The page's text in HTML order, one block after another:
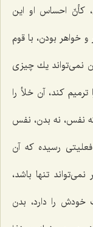
كأنّ احساس او این
و خواهر بودن، با قوم
نمی‌تواند یك چیزی
كند، آن خلأ را
نفس، نه بدن، نفس
رسیده كه آن
تنها باشد،
خودش را دارد، بدن